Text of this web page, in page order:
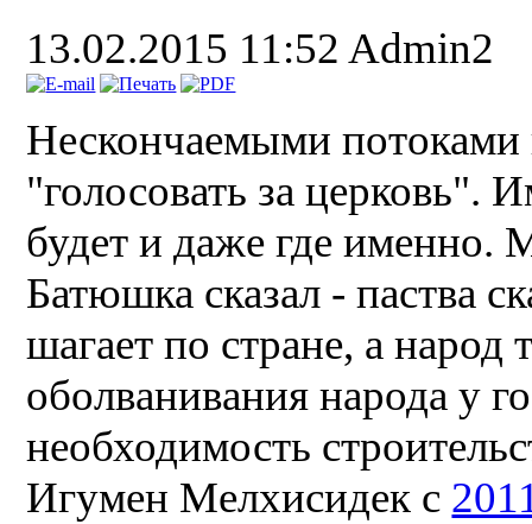
13.02.2015 11:52Admin2
Нескончаемыми потоками
"голосовать за церковь".
будет и даже где именно.
Батюшка сказал - паства
шагает по стране, а народ
оболванивания народа у
необходимость
Игумен Мелхисидек с